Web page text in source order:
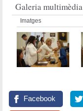
Galeria multimèdia
Imatges
Facebook